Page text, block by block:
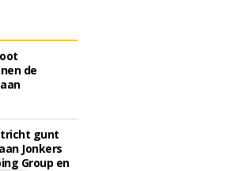
de
gunt
Jonkers
Group en